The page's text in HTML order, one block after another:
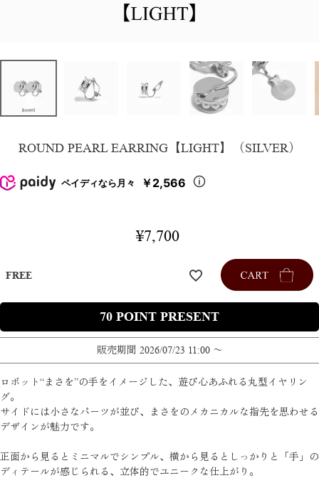
ROUND PEARL EARRING【LIGHT】（SILVER）
ペイディなら月々 ￥2,566
¥7,700
FREE
70
販売期間 2026/07/23 11:00 〜
ロボット“まさを”の手をイメージした、遊び心あふれる丸型イヤリン
グ。
サイドには小さなパーツが並び、まさをのメカニカルな指先を思わせる
デザインが魅力です。
正面から見るとミニマルでシンプル、横から見るとしっかりと「手」の
ディテールが感じられる、立体的でユニークな仕上がり。